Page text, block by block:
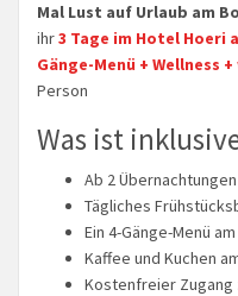
Mal Lust auf Urlaub am
ihr3 Tage im Hotel Hoeri
Gänge-Menü + Wellness
Person
Was ist
Ab 2
Tägliches
Ein 4-Gänge-Menü
Kaffee und Kuchen
Kostenfreier Zugang